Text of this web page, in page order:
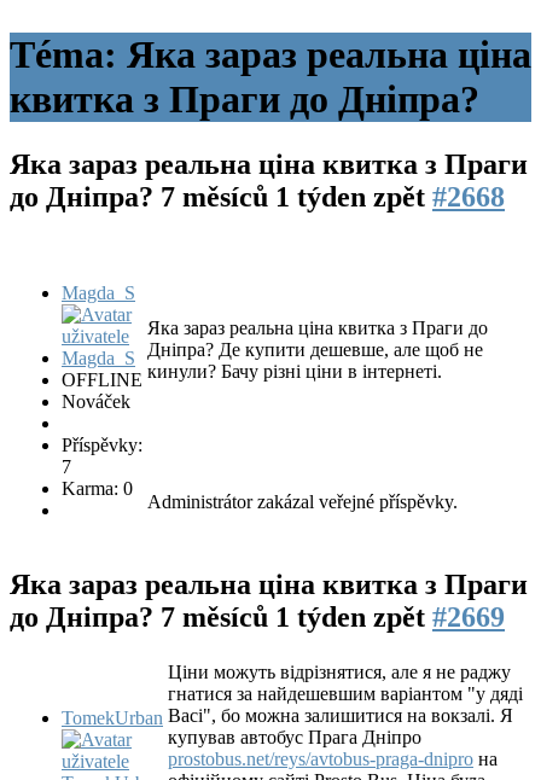
Téma: Яка зараз реальна ціна
квитка з Праги до Дніпра?
Яка зараз реальна ціна квитка з Праги
до Дніпра? 7 měsíců 1 týden zpět #2668
Magda_S
OFFLINE
Nováček
Příspěvky:
7
Karma: 0
Яка зараз реальна ціна квитка з Праги до
Дніпра? Де купити дешевше, але щоб не
кинули? Бачу різні ціни в інтернеті.
Administrátor zakázal veřejné příspěvky.
Яка зараз реальна ціна квитка з Праги
до Дніпра? 7 měsíců 1 týden zpět #2669
TomekUrban
Ціни можуть відрізнятися, але я не раджу
гнатися за найдешевшим варіантом "у дяді
Васі", бо можна залишитися на вокзалі. Я
купував автобус Прага Дніпро
prostobus.net/reys/avtobus-praga-dnipro на